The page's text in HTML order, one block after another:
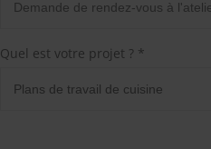
Quel est votre projet ? *